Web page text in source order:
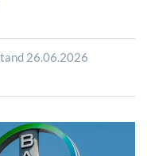
26.06.2026